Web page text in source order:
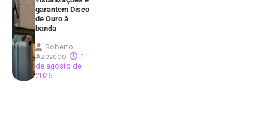
garantem Disco
de Ouro à
banda
Roberto
Azevedo
1
de agosto de
2026